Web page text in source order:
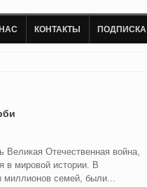
КОНТАКТЫ ПОДПИСКА
Великая Отечественная война,
в мировой истории. В
миллионов семей, были...